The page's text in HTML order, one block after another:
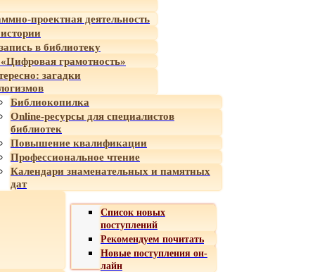
проектная деятельность
в библиотеку
грамотность»
загадки
Библиокопилка
Online-ресурсы для специалистов
библиотек
Повышение квалификации
Профессиональное чтение
Календари знаменательных и памятных
дат
Список новых
поступлений
Рекомендуем почитать
Новые поступления он-
лайн